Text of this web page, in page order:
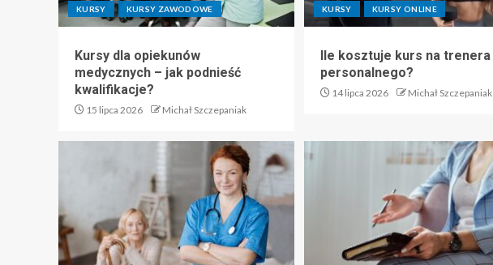
KURSY KURSY ZAWODOWE
Kursy dla opiekunów
medycznych – jak podnieść
kwalifikacje?
15 lipca 2026 Michał Szczepaniak
KURSY KURSY ONLINE
Ile kosztuje kurs na trenera
personalnego?
14 lipca 2026 Michał Szczepaniak